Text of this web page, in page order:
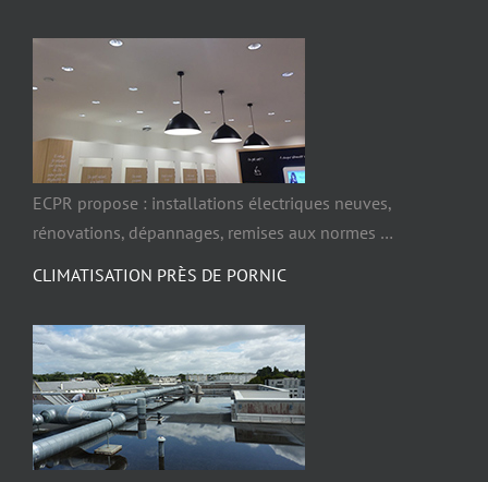
ECPR propose : installations électriques neuves,
rénovations, dépannages, remises aux normes …
CLIMATISATION PRÈS DE PORNIC